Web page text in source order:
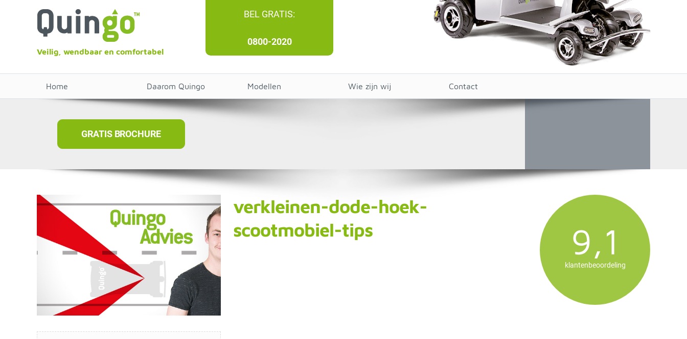
Veilig, wendbaar en comfortabel
BEL GRATIS:
0800-2020
Home Daarom Quingo Modellen Wie zijn wij Contact
GRATIS BROCHURE
verkleinen-dode-hoek-
scootmobiel-tips
9,1
klantenbeoordeling